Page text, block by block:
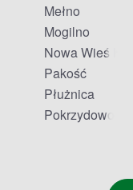
Mełno
Mogilno
Nowa Wieś
Pakość
Płużnica
Pokrzydowo